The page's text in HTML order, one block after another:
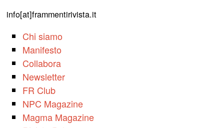
info[at]frammentirivista.it
Chi siamo
Manifesto
Collabora
Newsletter
FR Club
NPC Magazine
Magma Magazine